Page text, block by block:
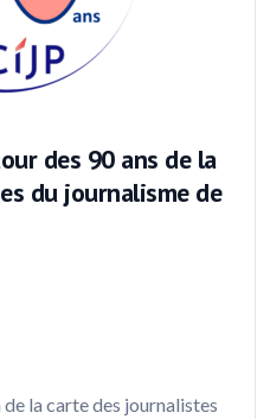
des 90 ans de la
du journalisme de
la carte des journalistes